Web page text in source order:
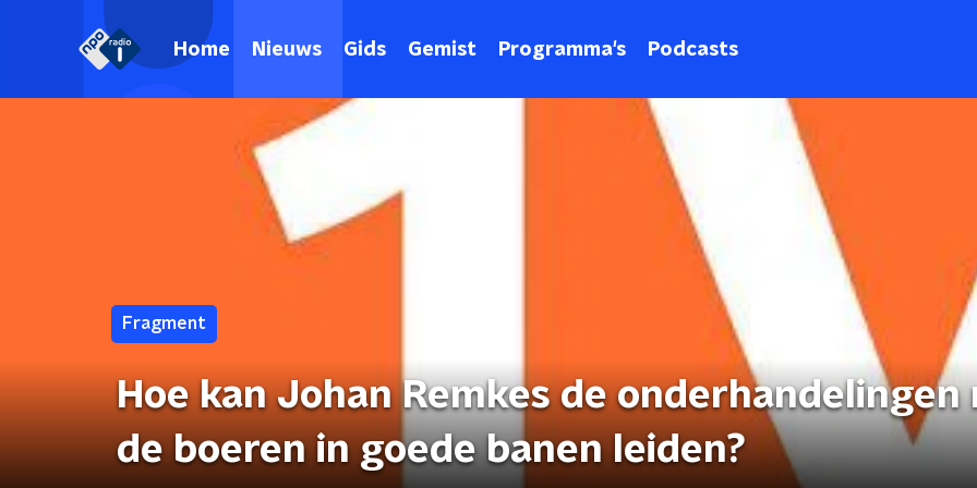
Home Nieuws Gids Gemist Programma's Podcasts
Fragment
Hoe kan Johan Remkes de onderhandelingen
de boeren in goede banen leiden?